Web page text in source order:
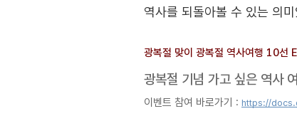
역사를 되돌아볼 수 있는 의
광복절 맞이 광복절 역사여행 10선
광복절 기념 가고 싶은 역사
이벤트 참여 바로가기 : https://